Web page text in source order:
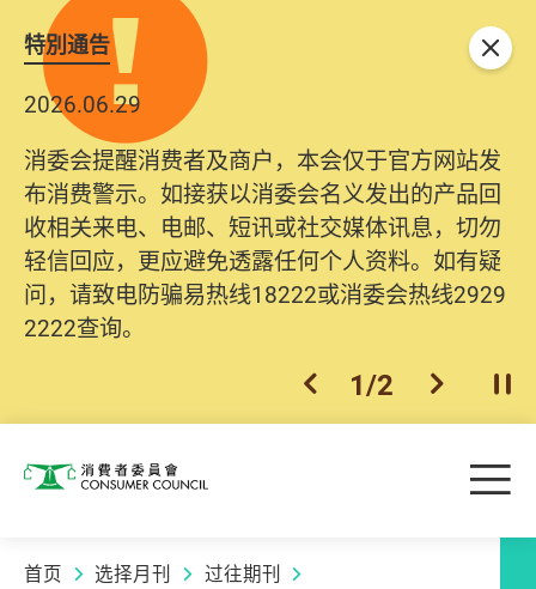
特別通告
2026.06.29
消委会提醒消费者及商户，本会仅于官方网站发
布消费警示。如接获以消委会名义发出的产品回
收相关来电、电邮、短讯或社交媒体讯息，切勿
轻信回应，更应避免透露任何个人资料。如有疑
问，请致电防骗易热线18222或消委会热线2929
2222查询。
上一个
1/2 下一个开
关闭
消费者委员会 目
首页 选择月刊 过往期刊